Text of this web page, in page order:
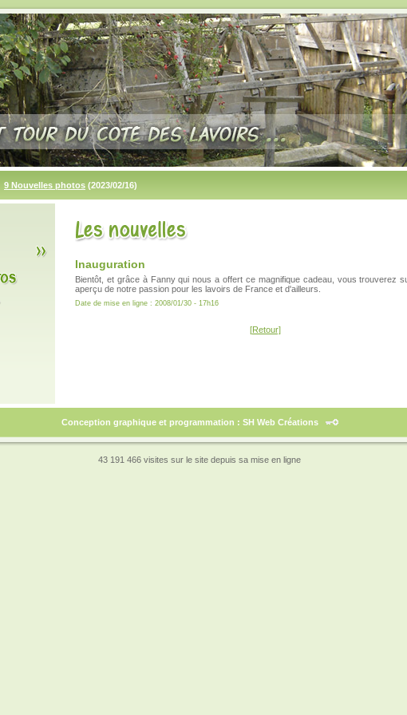
9 Nouvelles photos (2023/02/16)
Inauguration
Bientôt, et grâce à Fanny qui nous a offert ce magnifique cadeau, vous trouverez
aperçu de notre passion pour les lavoirs de France et d'ailleurs.
Date de mise en ligne : 2008/01/30 - 17h16
[Retour]
Conception graphique et programmation : SH Web Créations
43 191 466 visites sur le site depuis sa mise en ligne